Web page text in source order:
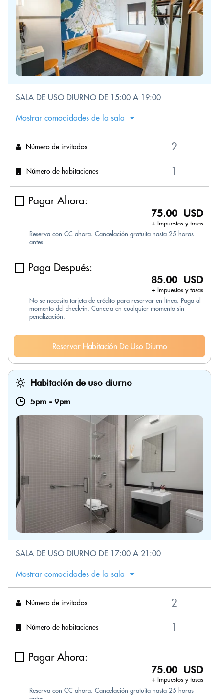
SALA DE USO DIURNO DE 15:00 A 19:00
Mostrar comodidades de la sala
Número de invitados
Número de habitaciones
Pagar Ahora:
75.00 USD
+ Impuestos y tasas
Reserva con CC ahora. Cancelación gratuita hasta 25 horas
antes
Paga Después:
85.00 USD
+ Impuestos y tasas
No se necesita tarjeta de crédito para reservar en línea. Paga al
momento del check-in. Cancela en cualquier momento sin
penalización.
Reservar Habitación De Uso Diurno
Habitación de uso diurno
5pm - 9pm
SALA DE USO DIURNO DE 17:00 A 21:00
Mostrar comodidades de la sala
Número de invitados
Número de habitaciones
Pagar Ahora:
75.00 USD
+ Impuestos y tasas
Reserva con CC ahora. Cancelación gratuita hasta 25 horas